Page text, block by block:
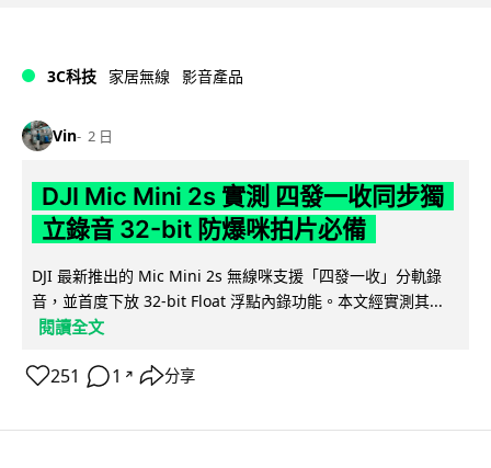
3C科技 家居無線 影音產品
Vin 2 日
DJI Mic Mini 2s 實測 四發一收同步獨
立錄音 32-bit 防爆咪拍片必備
DJI 最新推出的 Mic Mini 2s 無線咪支援「四發一收」分軌錄
音，並首度下放 32-bit Float 浮點內錄功能。本文經實測其...
閱讀全文
251 1 ↗ 分享